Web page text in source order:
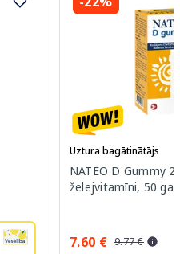
Uztura bagātinātājs
NATEO D Gummy
želejvitamīni, 50
7.60 € 9.77 €